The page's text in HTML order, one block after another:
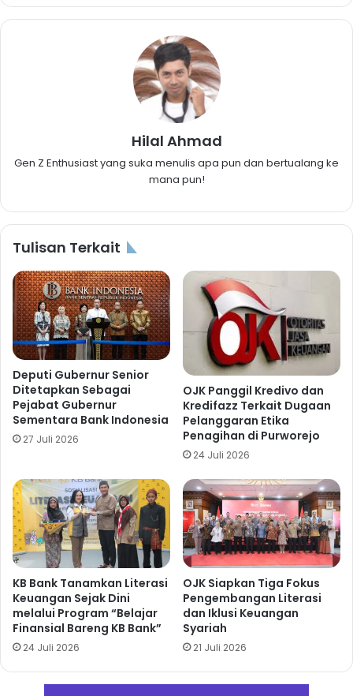
Hilal Ahmad
Gen Z Enthusiast yang suka menulis apa pun dan bertualang ke
mana pun!
Tulisan Terkait
Deputi Gubernur Senior
Ditetapkan Sebagai
Pejabat Gubernur
Sementara Bank Indonesia
27 Juli 2026
OJK Panggil Kredivo dan
Kredifazz Terkait Dugaan
Pelanggaran Etika
Penagihan di Purworejo
24 Juli 2026
KB Bank Tanamkan Literasi
Keuangan Sejak Dini
melalui Program “Belajar
Finansial Bareng KB Bank”
24 Juli 2026
OJK Siapkan Tiga Fokus
Pengembangan Literasi
dan Iklusi Keuangan
Syariah
21 Juli 2026